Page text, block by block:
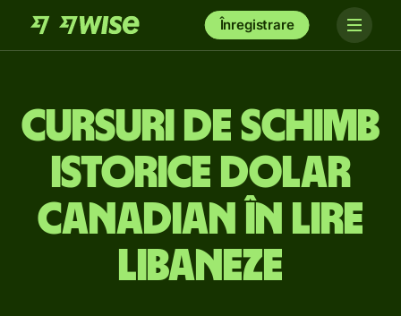
Înregistrare
Cursuri de schimb
istorice dolar
canadian în lire
libaneze